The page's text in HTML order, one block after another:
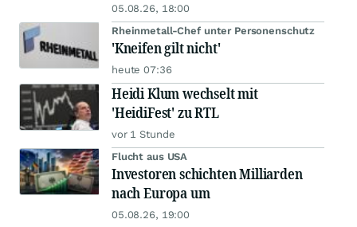
05.08.26, 18:00
Rheinmetall-Chef unter Personenschutz
'Kneifen gilt nicht'
heute 07:36
Heidi Klum wechselt mit
'HeidiFest' zu RTL
vor 1 Stunde
Flucht aus USA
Investoren schichten Milliarden
nach Europa um
05.08.26, 19:00